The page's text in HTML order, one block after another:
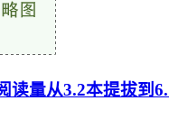
读量从3.2本提拔到